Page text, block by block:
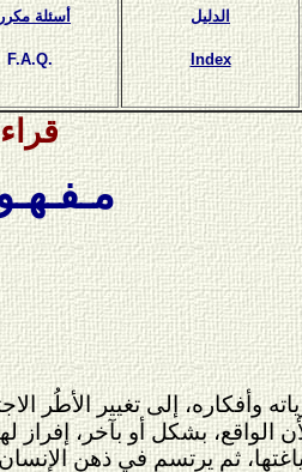
أسئلة
F.A.Q.
الدليل
Index
وأفكاره، إلى تغيير الأطُر
الواقع، بشكل أو بآخر، إفراز
ثم يرتسم في ذهن